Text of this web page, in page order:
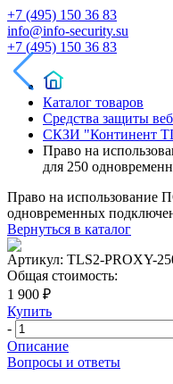
+7 (495) 150 36 83
info@info-security.su
+7 (495) 150 36 83
Каталог товаров
Средства защиты
СКЗИ "Континент
Право на
для 250
Право на использование
одновременных
Вернуться в каталог
Артикул: TLS2-PROXY-
Общая стоимость:
1 900 ₽
Купить
-
Описание
Вопросы и ответы